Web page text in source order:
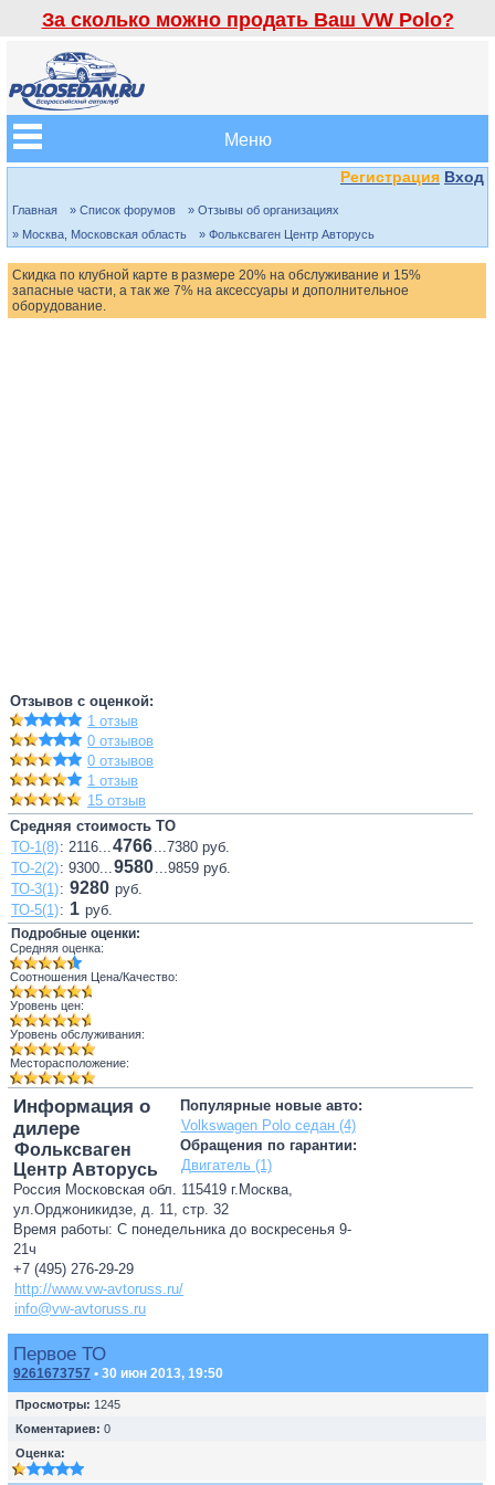
За сколько можно продать Ваш VW Polo?
Меню
Регистрация Вход
Главная » Список форумов
» Отзывы об организациях
» Москва, Московская область
» Фольксваген Центр Авторусь
Скидка по клубной карте в размере 20% на обслуживание и 15%
запасные части, а так же 7% на аксессуары и дополнительное
оборудование.
Отзывов с оценкой:
1 отзыв
0 отзывов
0 отзывов
1 отзыв
15 отзыв
Средняя стоимость ТО
ТО-1(8): 2116...4766...7380 руб.
ТО-2(2): 9300...9580...9859 руб.
ТО-3(1): 9280 руб.
ТО-5(1): 1 руб.
Подробные оценки:
Средняя оценка:
Соотношения Цена/Качество:
Уровень цен:
Уровень обслуживания:
Месторасположение:
Популярные новые авто:
Volkswagen Polo седан (4)
Обращения по гарантии:
Двигатель (1)
Информация о
дилере
Фольксваген
Центр Авторусь
Россия Московская обл. 115419 г.Москва,
ул.Орджоникидзе, д. 11, стр. 32
Время работы: С понедельника до воскресенья 9-
21ч
+7 (495) 276-29-29
http://www.vw-avtoruss.ru/
info@vw-avtoruss.ru
Первое ТО
9261673757 • 30 июн 2013, 19:50
Просмотры: 1245
Коментариев: 0
Оценка: